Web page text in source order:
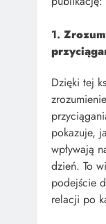
1.
Dzięki tej
pokazuje,
wpływają
dzień. To
podejście
relacji po